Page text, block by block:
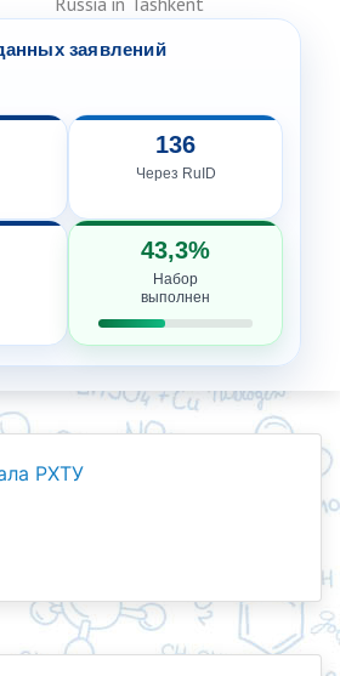
заявлений
136
Через RuID
43,3%
Набор
выполнен
РХТУ